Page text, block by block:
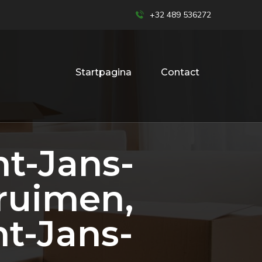
+32 489 536272
Startpagina Contact
Jans-
Jans-